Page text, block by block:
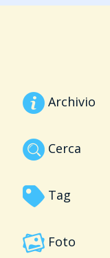
Archivio
Cerca
Tag
Foto